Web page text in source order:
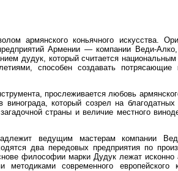
армянского коньячного искусства.
Армении — компании Веди-
дудук, который считается
способен создавать потрясающие
прослеживается любовь
который созрел на благодатных
страны и величие местного
ведущим мастерам компании
два передовых предприятия по
философии марки Дудук лежат исконно
современного европейского